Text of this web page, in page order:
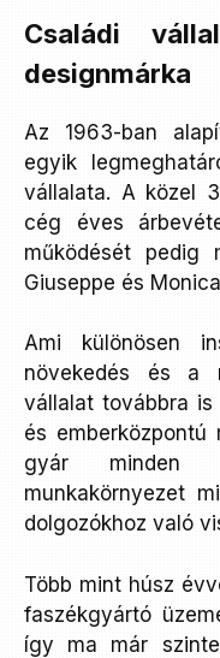
Családi
designmárka
Az 1963-ban
egyik
vállalata. A közel
cég éves
működését pedig
Giuseppe és
Ami különösen
növekedés és a
vállalat továbbra is
és emberközpontú
gyár minden
munkakörnyezet
dolgozókhoz való
Több mint húsz
faszékgyártó
így ma már